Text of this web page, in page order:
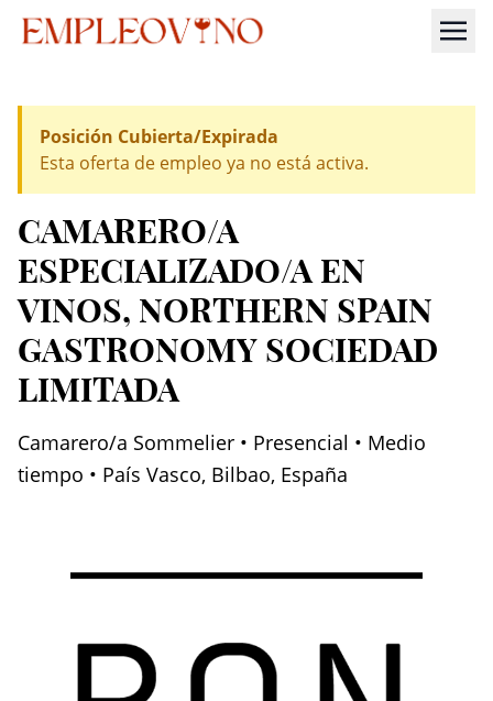
Posición Cubierta/Expirada
Esta oferta de empleo ya no está activa.
CAMARERO/A
ESPECIALIZADO/A EN
VINOS, NORTHERN SPAIN
GASTRONOMY SOCIEDAD
LIMITADA
Camarero/a Sommelier • Presencial • Medio
tiempo • País Vasco, Bilbao, España